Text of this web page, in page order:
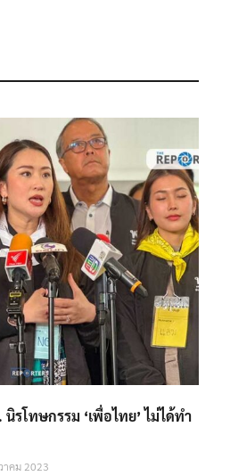
รโทษกรรม ‘เพื่อไทย’ ไม่ได้ทำ
าคม 2023